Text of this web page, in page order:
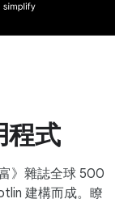
程式
》雜誌全球 500
建構而成。瞭